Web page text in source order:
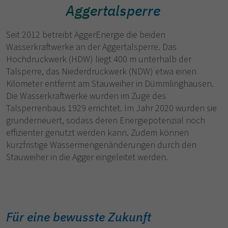
Aggertalsperre
Seit 2012 betreibt AggerEnergie die beiden
Wasserkraftwerke an der Aggertalsperre. Das
Hochdruckwerk (HDW) liegt 400 m unterhalb der
Talsperre, das Niederdruckwerk (NDW) etwa einen
Kilometer entfernt am Stauweiher in Dümmlinghausen.
Die Wasserkraftwerke wurden im Zuge des
Talsperrenbaus 1929 errichtet. Im Jahr 2020 wurden sie
grunderneuert, sodass deren Energiepotenzial noch
effizienter genutzt werden kann. Zudem können
kurzfristige Wassermengenänderungen durch den
Stauweiher in die Agger eingeleitet werden.
Für eine bewusste Zukunft